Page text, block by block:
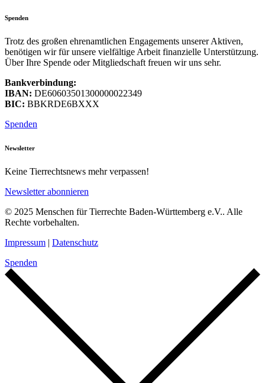
Spenden
Trotz des großen ehrenamtlichen Engagements unserer Aktiven,
benötigen wir für unsere vielfältige Arbeit finanzielle Unterstützung.
Über Ihre Spende oder Mitgliedschaft freuen wir uns sehr.
Bankverbindung:
IBAN: DE60603501300000022349
BIC: BBKRDE6BXXX
Spenden
Newsletter
Keine Tierrechtsnews mehr verpassen!
Newsletter abonnieren
© 2025 Menschen für Tierrechte Baden-Württemberg e.V.. Alle
Rechte vorbehalten.
Impressum | Datenschutz
Spenden